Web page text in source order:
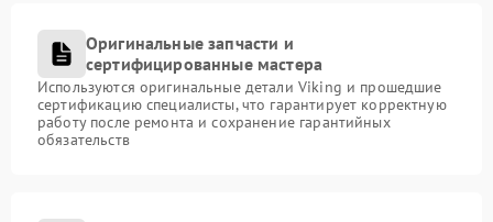
Оригинальные запчасти и
сертифицированные мастера
Используются оригинальные детали Viking и прошедшие
сертификацию специалисты, что гарантирует корректную
работу после ремонта и сохранение гарантийных
обязательств